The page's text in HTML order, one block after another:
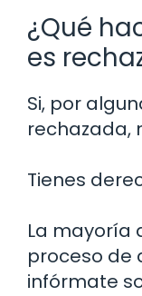
¿Qué
es
Si, por
rechazada,
Tienes
La mayoría
proceso de
infórmate